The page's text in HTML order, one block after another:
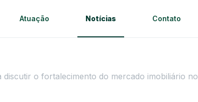
Atuação Notícias Contato
o fortalecimento do mercado imobiliário no